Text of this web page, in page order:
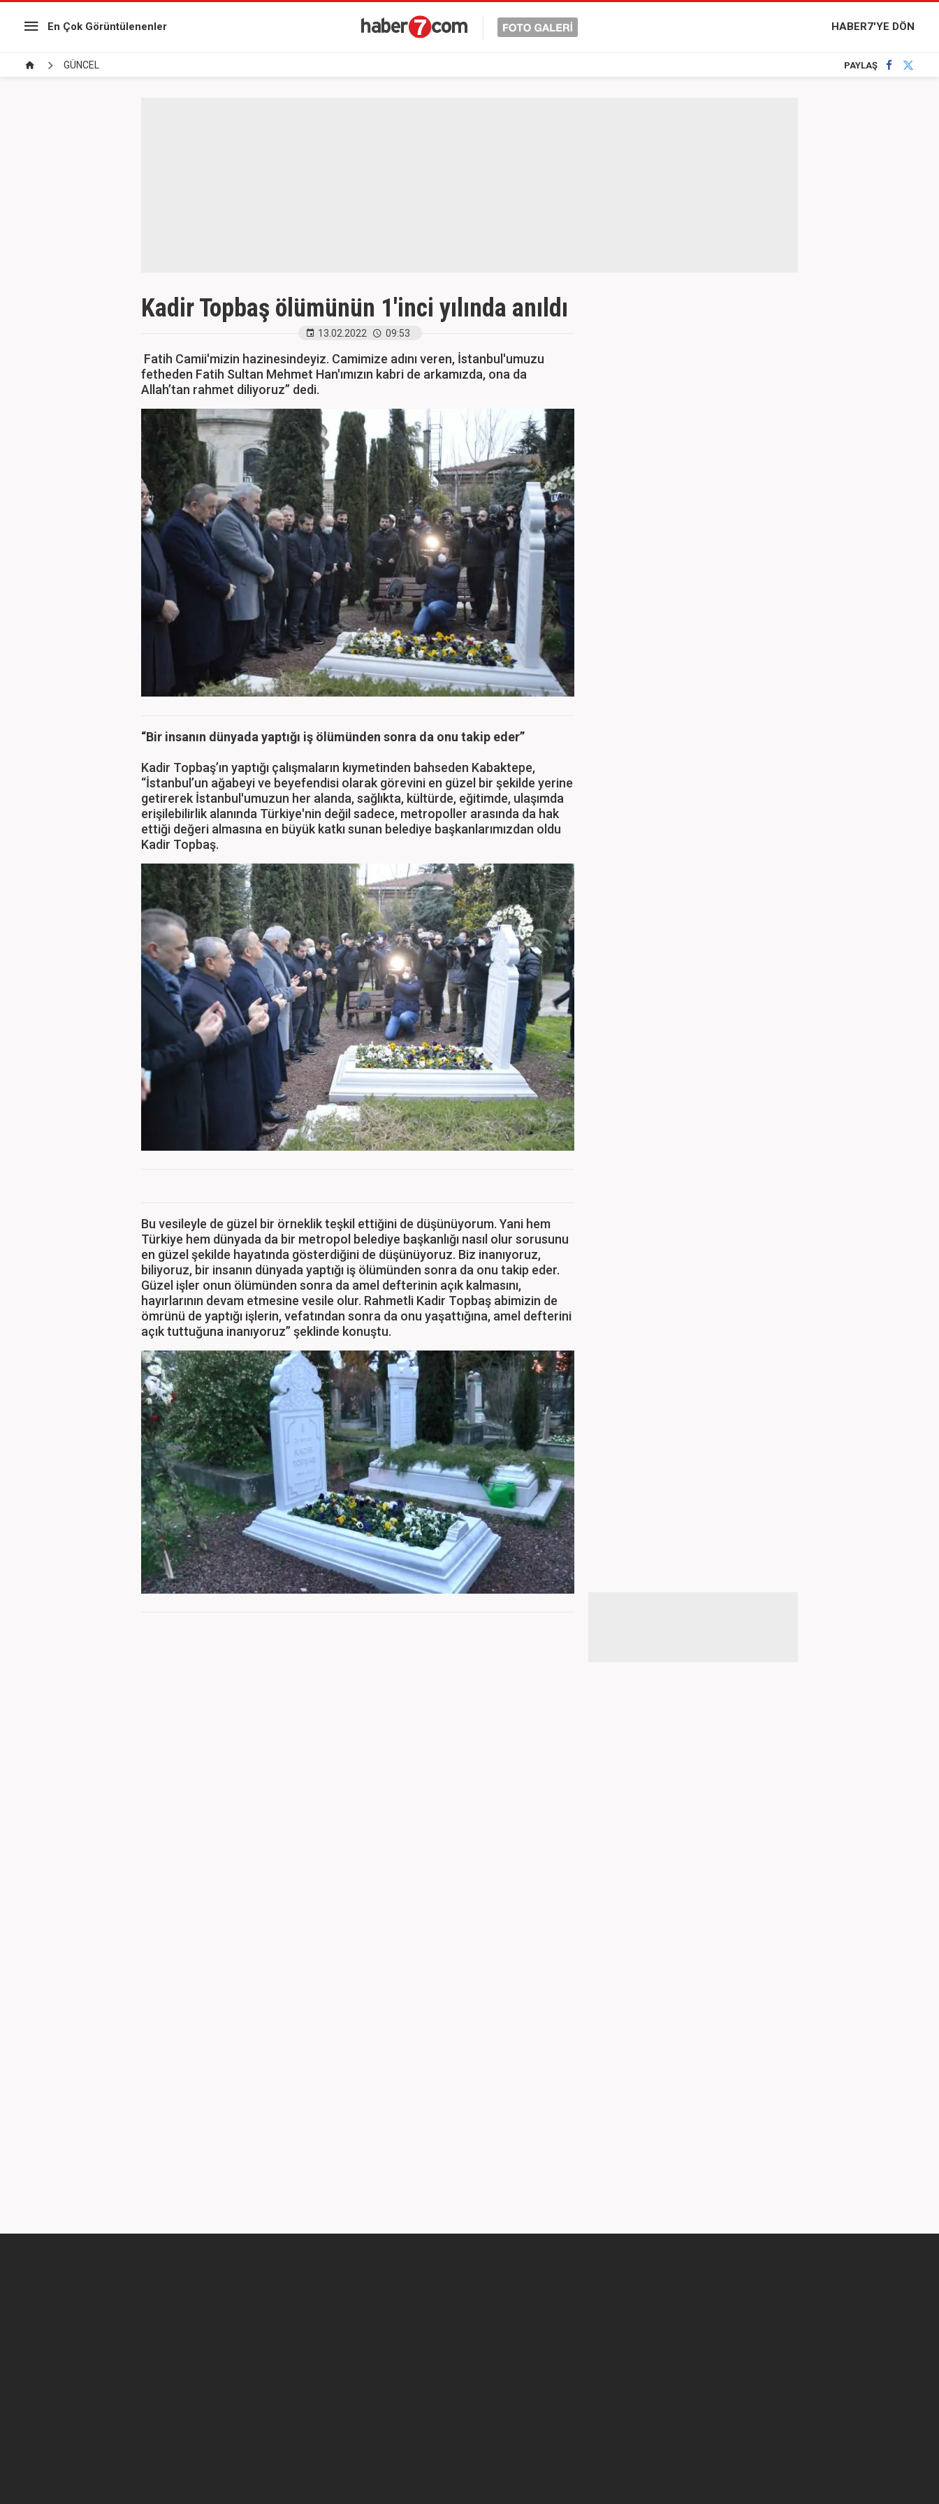
En Çok Görüntülenenler HABER7'YE DÖN
GÜNCEL PAYLAŞ
Kadir Topbaş ölümünün 1'inci yılında anıldı
13.02.2022 09:53
Fatih Camii'mizin hazinesindeyiz. Camimize adını veren, İstanbul'umuzu
fetheden Fatih Sultan Mehmet Han'ımızın kabri de arkamızda, ona da
Allah’tan rahmet diliyoruz” dedi.
“Bir insanın dünyada yaptığı iş ölümünden sonra da onu takip eder”
Kadir Topbaş’ın yaptığı çalışmaların kıymetinden bahseden Kabaktepe,
“İstanbul’un ağabeyi ve beyefendisi olarak görevini en güzel bir şekilde yerine
getirerek İstanbul'umuzun her alanda, sağlıkta, kültürde, eğitimde, ulaşımda
erişilebilirlik alanında Türkiye'nin değil sadece, metropoller arasında da hak
ettiği değeri almasına en büyük katkı sunan belediye başkanlarımızdan oldu
Kadir Topbaş.
Bu vesileyle de güzel bir örneklik teşkil ettiğini de düşünüyorum. Yani hem
Türkiye hem dünyada da bir metropol belediye başkanlığı nasıl olur sorusunu
en güzel şekilde hayatında gösterdiğini de düşünüyoruz. Biz inanıyoruz,
biliyoruz, bir insanın dünyada yaptığı iş ölümünden sonra da onu takip eder.
Güzel işler onun ölümünden sonra da amel defterinin açık kalmasını,
hayırlarının devam etmesine vesile olur. Rahmetli Kadir Topbaş abimizin de
ömrünü de yaptığı işlerin, vefatından sonra da onu yaşattığına, amel defterini
açık tuttuğuna inanıyoruz” şeklinde konuştu.